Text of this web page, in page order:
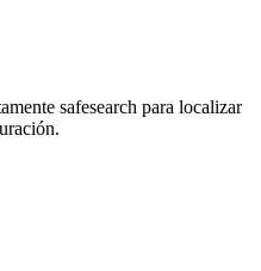
safesearch para localizar